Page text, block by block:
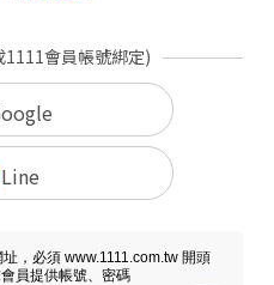
會員帳號綁定)
Line
，必須 www.1111.com.tw 開頭
員提供帳號、密碼